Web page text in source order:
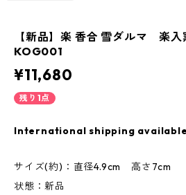
【新品】楽 香合 雪ダルマ 楽
KOG001
¥11,680
残り1点
International shipping available
サイズ(約)：直径4.9cm 高さ7cm
状態：新品